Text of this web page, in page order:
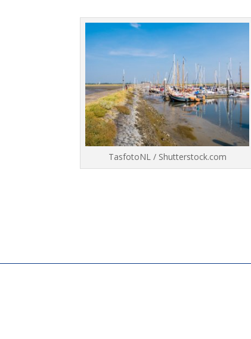
TasfotoNL / Shutterstock.com